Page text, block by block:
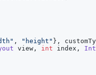
, "height" } ,
view , int index ,